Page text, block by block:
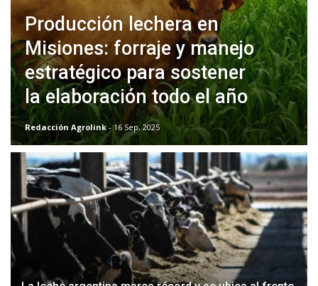
Producción lechera en
Misiones: forraje y manejo
estratégico para sostener
la elaboración todo el año
Redacción Agrolink - 16 Sep, 2025